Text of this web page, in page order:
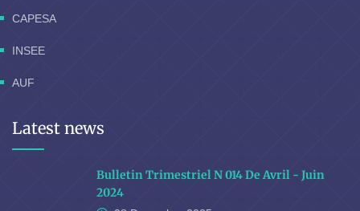
CAPESA
INSEE
AUF
Latest news
Bulletin Trimestriel N 014 De Avril - Juin
2024